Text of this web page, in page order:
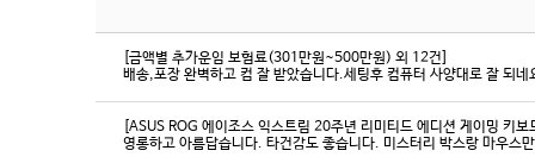
[금액별 추가운임 보험료(301만원~500만원) 외 12건]
배송,포장 완벽하고 컴 잘 받았습니다.세팅후 컴퓨터 사양대로 잘 되
[ASUS ROG 에이조스 익스트림 20주년 리미티드 에디션 게이밍 키
영롱하고 아름답습니다. 타건감도 좋습니다. 미스터리 박스랑 마우스